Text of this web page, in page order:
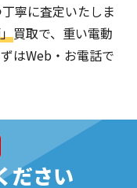
寧に査定いたしま
買取で、重い電動
はWeb・お電話で
ださい